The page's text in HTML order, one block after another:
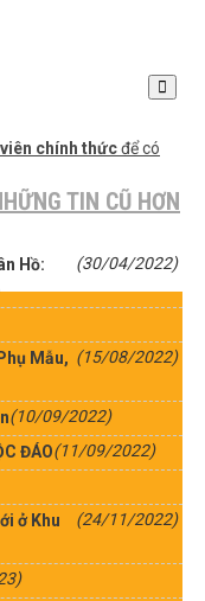
chính thứcđể có
TIN CŨ HƠN
Hồ:
(30/04/2022)
Mẫu, (15/08/2022)
(10/09/2022)
ĐÁO(11/09/2022)
ở Khu
(24/11/2022)